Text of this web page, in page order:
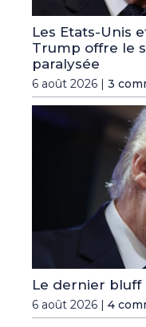
Les Etats-Unis
Trump offre le
paralysée
6 août 2026 | 3
Le dernier bluff
6 août 2026 | 4